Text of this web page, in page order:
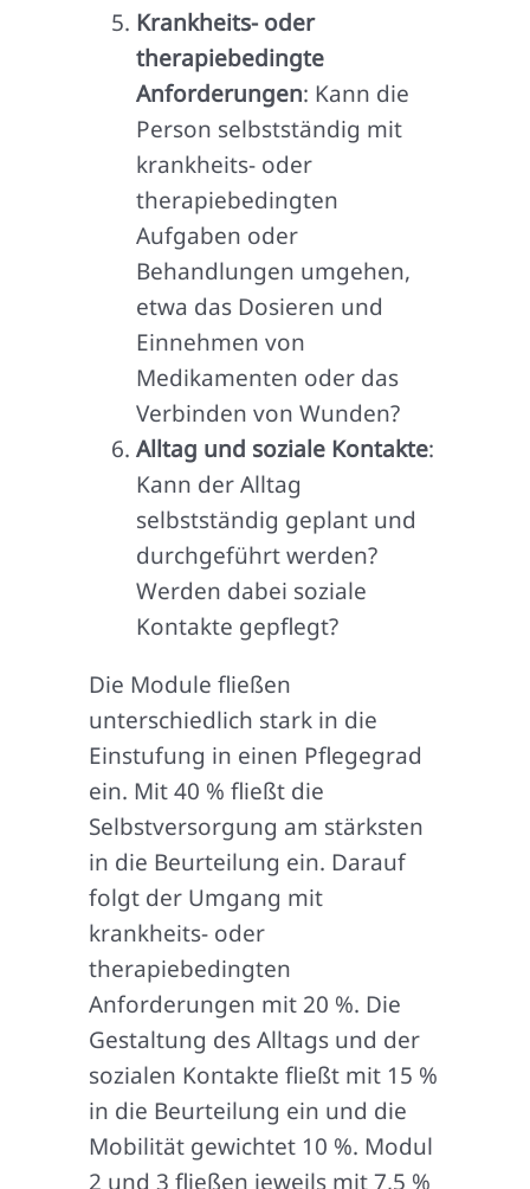
Krankheits- oder
therapiebedingte
Anforderungen: Kann die
Person selbstständig mit
krankheits- oder
therapiebedingten
Aufgaben oder
Behandlungen umgehen,
etwa das Dosieren und
Einnehmen von
Medikamenten oder das
Verbinden von Wunden?
Alltag und soziale Kontakte:
Kann der Alltag
selbstständig geplant und
durchgeführt werden?
Werden dabei soziale
Kontakte gepflegt?
Die Module fließen
unterschiedlich stark in die
Einstufung in einen Pflegegrad
ein. Mit 40 % fließt die
Selbstversorgung am stärksten
in die Beurteilung ein. Darauf
folgt der Umgang mit
krankheits- oder
therapiebedingten
Anforderungen mit 20 %. Die
Gestaltung des Alltags und der
sozialen Kontakte fließt mit 15 %
in die Beurteilung ein und die
Mobilität gewichtet 10 %. Modul
2 und 3 fließen jeweils mit 7,5 %